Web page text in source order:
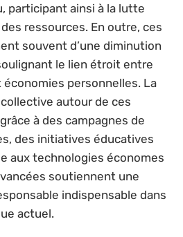
participant ainsi à la lutte
ressources. En outre, ces
souvent d’une diminution
le lien étroit entre
personnelles. La
autour de ces
à des campagnes de
des initiatives éducatives
aux technologies économes
soutiennent une
indispensable dans
actuel.